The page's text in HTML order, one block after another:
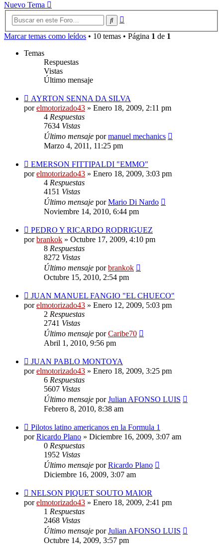
Nuevo Tema
Buscar
Marcar temas como leídos • 10 temas • Página 1 de 1
Temas
Respuestas
Vistas
Último mensaje
AYRTON SENNA DA SILVA
porelmotorizado43 » Enero 18, 2009, 2:11 pm
4 Respuestas
7634 Vistas
Último mensaje pormanuel mechanics
Marzo 4, 2011, 11:25 pm
EMERSON FITTIPALDI "EMMO"
porelmotorizado43 » Enero 18, 2009, 3:03 pm
4 Respuestas
4151 Vistas
Último mensaje porMario Di Nardo
Noviembre 14, 2010, 6:44 pm
PEDRO Y RICARDO RODRIGUEZ
porbrankok » Octubre 17, 2009, 4:10 pm
8 Respuestas
8272 Vistas
Último mensaje porbrankok
Octubre 15, 2010, 2:54 pm
JUAN MANUEL FANGIO "EL CHUECO"
porelmotorizado43 » Enero 12, 2009, 5:03 pm
2 Respuestas
2741 Vistas
Último mensaje porCaribe70
Abril 1, 2010, 9:56 pm
JUAN PABLO MONTOYA
porelmotorizado43 » Enero 18, 2009, 3:25 pm
6 Respuestas
5607 Vistas
Último mensaje porJulian AFONSO LUIS
Febrero 8, 2010, 8:38 am
Pilotos latino americanos en la Formula 1
porRicardo Plano » Diciembre 16, 2009, 3:07 am
0 Respuestas
1952 Vistas
Último mensaje porRicardo Plano
Diciembre 16, 2009, 3:07 am
NELSON PIQUET SOUTO MAIOR
porelmotorizado43 » Enero 18, 2009, 2:41 pm
1 Respuestas
2468 Vistas
Último mensaje porJulian AFONSO LUIS
Octubre 14, 2009, 3:57 pm